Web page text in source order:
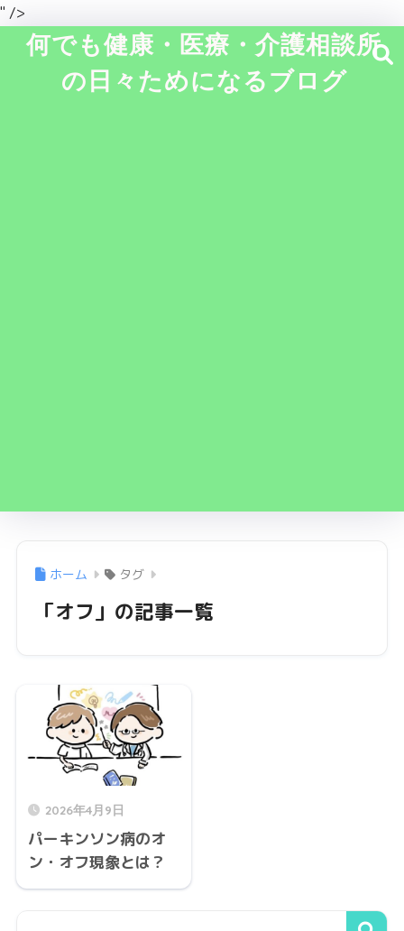
" />
何でも健康・医療・介護相談所
の日々ためになるブログ
ホーム タグ
「オフ」の記事一覧
2026年4月9日
パーキンソン病のオ
ン・オフ現象とは？